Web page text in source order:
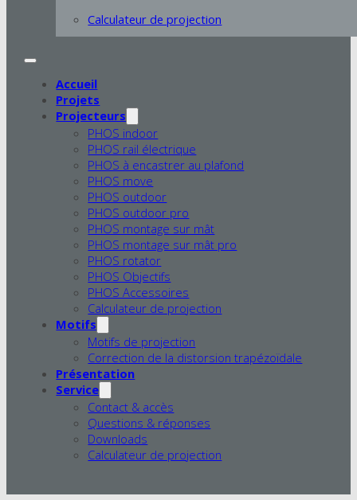
Calculateur de projection
Accueil
Projets
Projecteurs
PHOS indoor
PHOS rail électrique
PHOS à encastrer au plafond
PHOS move
PHOS outdoor
PHOS outdoor pro
PHOS montage sur mât
PHOS montage sur mât pro
PHOS rotator
PHOS Objectifs
PHOS Accessoires
Calculateur de projection
Motifs
Motifs de projection
Correction de la distorsion trapézoïdale
Présentation
Service
Contact & accès
Questions & réponses
Downloads
Calculateur de projection